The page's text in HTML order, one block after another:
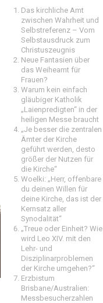
Das kirchliche Amt
zwischen Wahrheit und
Selbstreferenz – Vom
Selbstausdruck zum
Christuszeugnis
Neue Fantasien über
das Weiheamt für
Frauen?
Warum kein einfach
gläubiger Katholik
„Laienpredigten“ in der
heiligen Messe braucht
„Je besser die zentralen
Ämter der Kirche
geführt werden, desto
größer der Nutzen für
die Kirche“
Woelki: „Herr, offenbare
du deinen Willen für
deine Kirche, das ist der
Kernsatz aller
Synodalität“
„Treue oder Einheit? Wie
wird Leo XIV. mit den
Lehr- und
Disziplinarproblemen
der Kirche umgehen?“
Erzbistum
Brisbane/Australien:
Messbesucherzahlen